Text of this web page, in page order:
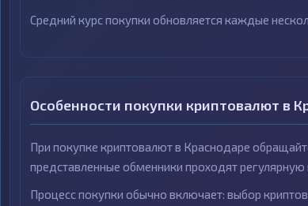
Средний курс покупки обновляется каждые
Особенности покупки криптовалют в
При покупке криптовалют в Краснодаре
представленные обменники проходят
Процесс покупки обычно включает: выбор